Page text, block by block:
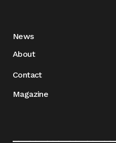
News
About
Contact
Magazine